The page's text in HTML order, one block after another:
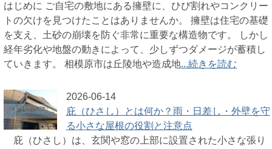
はじめに ご自宅の敷地にある擁壁に、ひび割れやコンクリー
トの欠けを見つけたことはありませんか。 擁壁は住宅の基礎
を支え、土砂の崩壊を防ぐ非常に重要な構造物です。 しかし
経年劣化や地盤の動きによって、少しずつダメージが蓄積し
ていきます。 相模原市は丘陵地や造成地...続きを読む
2026-06-14
庇（ひさし）とは何か？雨・日差し・外壁を守
る小さな屋根の役割と注意点
庇（ひさし）は、玄関や窓の上部に設置された小さな張り